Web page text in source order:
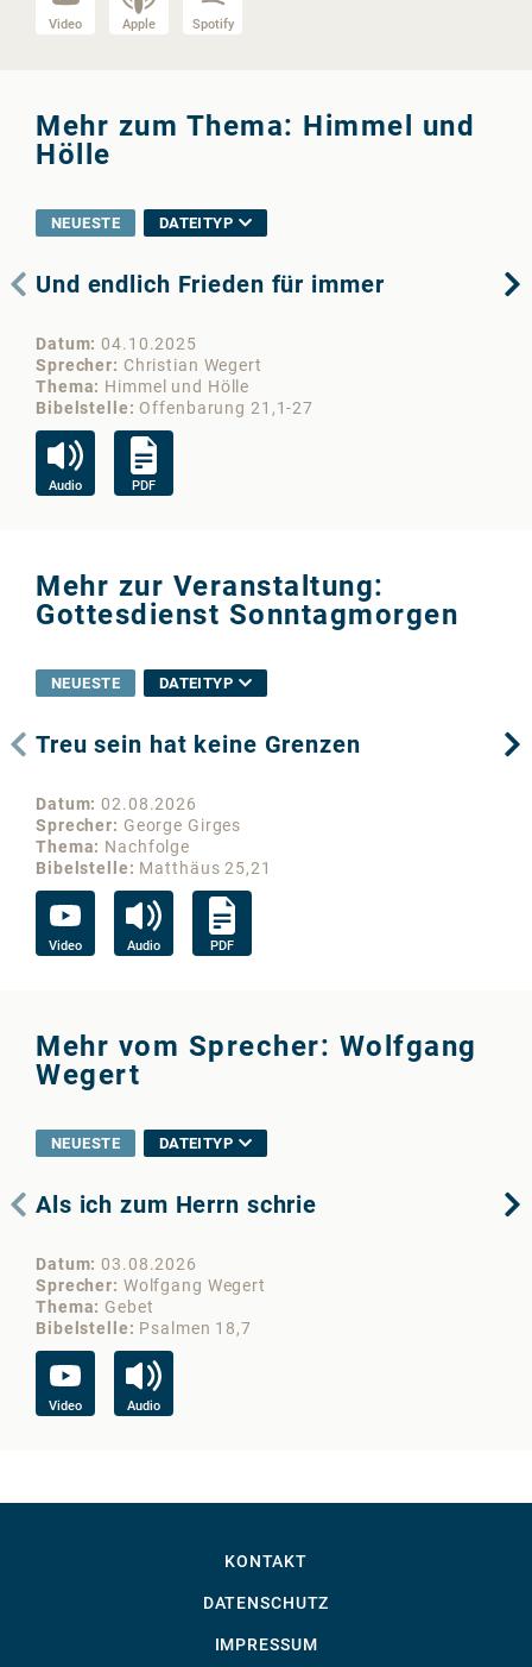
Video Apple Spotify
Mehr zum Thema: Himmel und
Hölle
NEUESTE DATEITYP
Und endlich Frieden für immer
Datum 04.10.2025
Sprecher
Christian Wegert
Thema
Himmel und Hölle
Bibelstelle
Offenbarung 21,1-27
Audio PDF
Mehr zur Veranstaltung:
Gottesdienst Sonntagmorgen
NEUESTE DATEITYP
Treu sein hat keine Grenzen
Datum 02.08.2026
Sprecher
George Girges
Thema
Nachfolge
Bibelstelle
Matthäus 25,21
Video Audio PDF
Mehr vom Sprecher: Wolfgang
Wegert
NEUESTE DATEITYP
Als ich zum Herrn schrie
Datum 03.08.2026
Sprecher
Wolfgang Wegert
Thema
Gebet
Bibelstelle
Psalmen 18,7
Video Audio
KONTAKT
DATENSCHUTZ
IMPRESSUM